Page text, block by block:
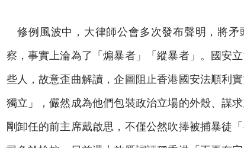
修例風波中，大律師公會多次發布聲明，將矛
察，事實上淪為了「煽暴者」「縱暴者」。國安
些人，故意歪曲解讀，企圖阻止香港國安法順利
獨立」，儼然成為他們包裝政治立場的外殼、謀
剛卸任的前主席戴啟思，不僅公然吹捧被捕暴徒